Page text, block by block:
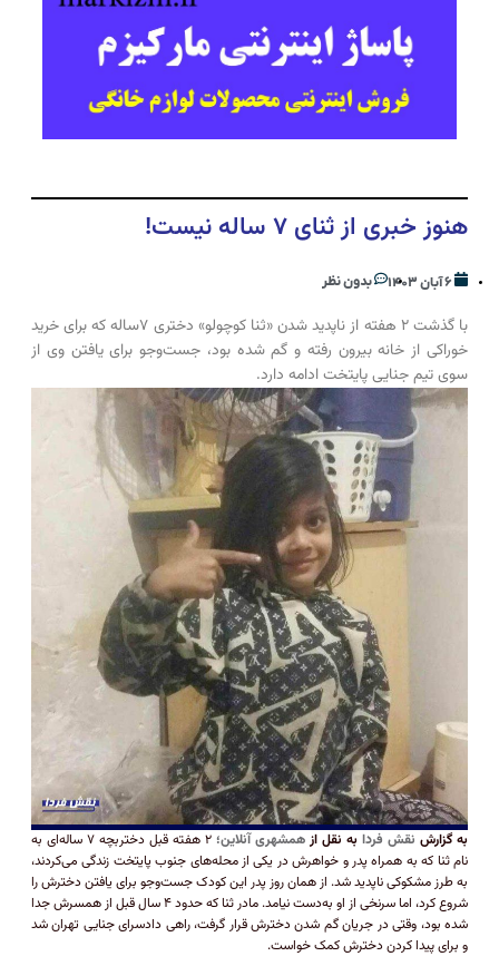
هنوز خبری از ثنای ۷ ساله نیست!
۶ آبان ۱۴۰۳ بدون نظر
با گذشت ۲ هفته از ناپدید شدن «ثنا کوچولو» دختری ۷ساله که برای خرید
خوراکی از خانه بیرون رفته و گم شده بود، جست‌و‌جو برای یافتن وی از
سوی تیم جنایی پایتخت ادامه دارد.
به گزارش نقش فردا به نقل ازهمشهری آنلاین؛
۲ هفته قبل دختربچه ۷ ساله‌ای به
نام ثنا که به همراه پدر و خواهرش در یکی از محله‌های جنوب پایتخت زندگی می‌کردند،
به طرز مشکوکی ناپدید شد. از همان روز پدر این کودک جست‌و‌جو برای یافتن دخترش را
شروع کرد، اما سرنخی از او به‌دست نیامد. مادر ثنا که حدود ۴ سال قبل از همسرش جدا
شده بود، وقتی در جریان گم شدن دخترش قرار گرفت، راهی دادسرای جنایی تهران شد
و برای پیدا کردن دخترش کمک خواست.